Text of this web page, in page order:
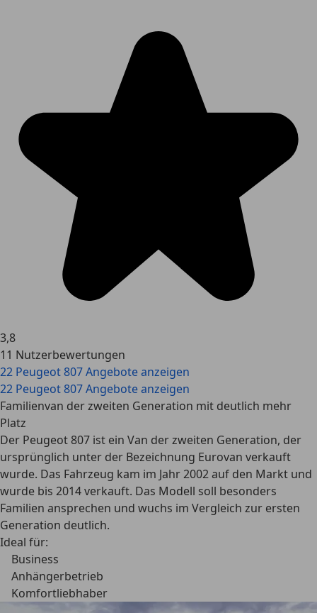
3,8
11 Nutzerbewertungen
22 Peugeot 807 Angebote anzeigen
22 Peugeot 807 Angebote anzeigen
Familienvan der zweiten Generation mit deutlich mehr
Platz
Der Peugeot 807 ist ein Van der zweiten Generation, der
ursprünglich unter der Bezeichnung Eurovan verkauft
wurde. Das Fahrzeug kam im Jahr 2002 auf den Markt und
wurde bis 2014 verkauft. Das Modell soll besonders
Familien ansprechen und wuchs im Vergleich zur ersten
Generation deutlich.
Ideal für:
Business
Anhängerbetrieb
Komfortliebhaber